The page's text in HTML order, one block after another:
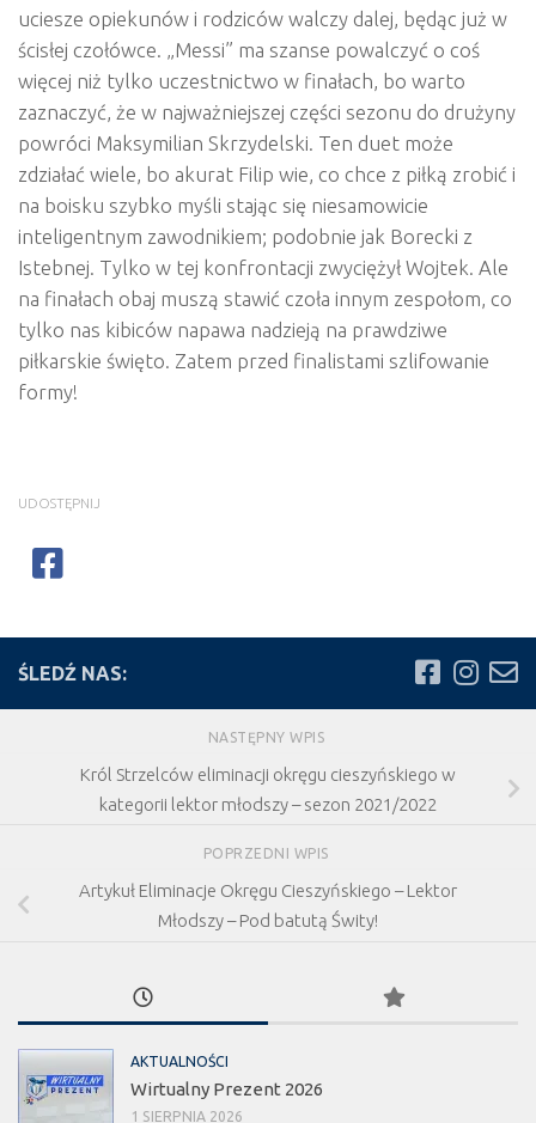
uciesze opiekunów i rodziców walczy dalej, będąc już w
ścisłej czołówce. „Messi” ma szanse powalczyć o coś
więcej niż tylko uczestnictwo w finałach, bo warto
zaznaczyć, że w najważniejszej części sezonu do drużyny
powróci Maksymilian Skrzydelski. Ten duet może
zdziałać wiele, bo akurat Filip wie, co chce z piłką zrobić i
na boisku szybko myśli stając się niesamowicie
inteligentnym zawodnikiem; podobnie jak Borecki z
Istebnej. Tylko w tej konfrontacji zwyciężył Wojtek. Ale
na finałach obaj muszą stawić czoła innym zespołom, co
tylko nas kibiców napawa nadzieją na prawdziwe
piłkarskie święto. Zatem przed finalistami szlifowanie
formy!
UDOSTĘPNIJ
ŚLEDŹ NAS:
NASTĘPNY WPIS
Król Strzelców eliminacji okręgu cieszyńskiego w
kategorii lektor młodszy – sezon 2021/2022
POPRZEDNI WPIS
Artykuł Eliminacje Okręgu Cieszyńskiego – Lektor
Młodszy – Pod batutą Świty!
AKTUALNOŚCI
Wirtualny Prezent 2026
1 SIERPNIA 2026